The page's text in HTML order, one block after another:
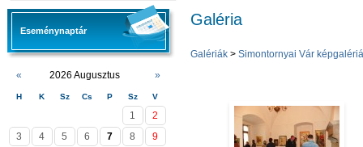
Eseménynaptár
« 2026 Augusztus »
H K Sz Cs P Sz V
1
2
3
4 5 6 7 8
9
Galéria
Galériák > Simontornyai Vár